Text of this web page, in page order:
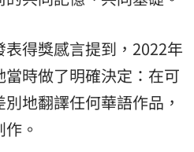
得獎感言提到，2022年
時做了明確決定：在可
地翻譯任何華語作品，
。